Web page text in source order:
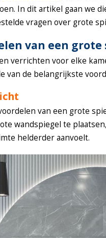
In dit artikel gaan we
vragen over grote
van een grote
verrichten voor elke
de belangrijkste
van een grote
wandspiegel te
helderder aanvoelt.